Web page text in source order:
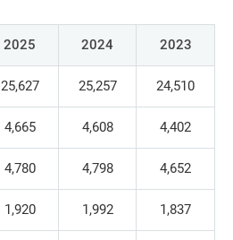
2025 2024 2023
25,627 25,257 24,510
4,665 4,608 4,402
4,780 4,798 4,652
1,920 1,992 1,837